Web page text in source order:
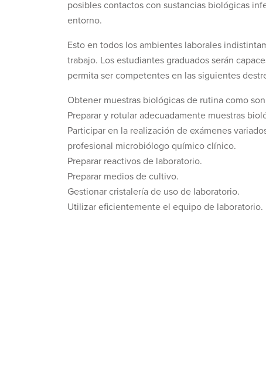
posibles contactos con sustancias biológicas
entorno.
Esto en todos los ambientes laborales
trabajo. Los estudiantes graduados serán
permita ser competentes en las siguientes
Obtener muestras biológicas de rutina como
Preparar y rotular adecuadamente muestras
Participar en la realización de exámenes
profesional microbiólogo químico clínico.
Preparar reactivos de laboratorio.
Preparar medios de cultivo.
Gestionar cristalería de uso de laboratorio.
Utilizar eficientemente el equipo de laboratorio.